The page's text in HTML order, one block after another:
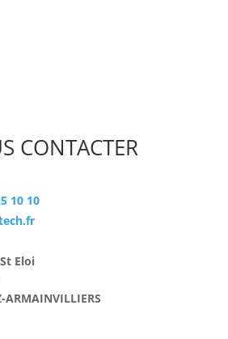
CONTACTER
10 10
Eloi
ARMAINVILLIERS